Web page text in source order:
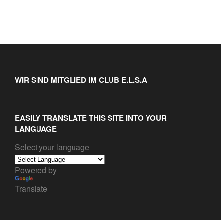
WIR SIND MITGLIED IM CLUB E.L.S.A
EASILY TRANSLATE THIS SITE INTO YOUR
LANGUAGE
Select your language
Powered by
Translate